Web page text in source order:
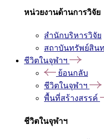
หน่วยงานด้านการวิจัย
สำนักบริหารวิจัย
สถาบันทรัพย์สิน
ชีวิตในจุฬาฯ
ย้อนกลับ
ชีวิตในจุฬาฯ
พื้นที่สร้างสรรค์
ชีวิตในจุฬาฯ